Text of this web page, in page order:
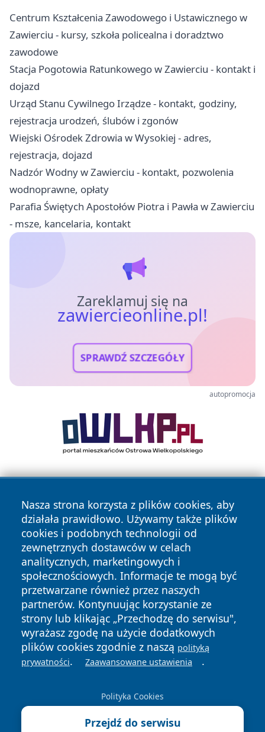
Centrum Kształcenia Zawodowego i Ustawicznego w
Zawierciu - kursy, szkoła policealna i doradztwo
zawodowe
Stacja Pogotowia Ratunkowego w Zawierciu - kontakt i
dojazd
Urząd Stanu Cywilnego Irządze - kontakt, godziny,
rejestracja urodzeń, ślubów i zgonów
Wiejski Ośrodek Zdrowia w Wysokiej - adres,
rejestracja, dojazd
Nadzór Wodny w Zawierciu - kontakt, pozwolenia
wodnoprawne, opłaty
Parafia Świętych Apostołów Piotra i Pawła w Zawierciu
- msze, kancelaria, kontakt
Zareklamuj się na
zawiercieonline.pl!
SPRAWDŹ SZCZEGÓŁY
autopromocja
Nasza strona korzysta z plików cookies, aby
działała prawidłowo. Używamy także plików
cookies i podobnych technologii od
zewnętrznych dostawców w celach
analitycznych, marketingowych i
społecznościowych. Informacje te mogą być
przetwarzane również przez naszych
partnerów. Kontynuując korzystanie ze
strony lub klikając „Przechodzę do serwisu",
wyrażasz zgodę na użycie dodatkowych
plików cookies zgodnie z naszą polityką
prywatności. Zaawansowane ustawienia .
Polityka Cookies
Przejdź do serwisu
Copyright © 2026 zawiercieonline.pl Wszystkie prawa
zastrzeżone.
News Autorzy
Polityka
Prywatności
Polityka
Cookies